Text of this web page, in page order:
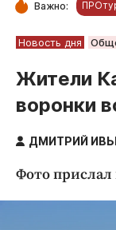
РУБРИКИ
Обнинск
Новости
Статьи
Народные
Важно:
Новость дня
Жители
воронки
ДМИТРИЙ
Фото прислал